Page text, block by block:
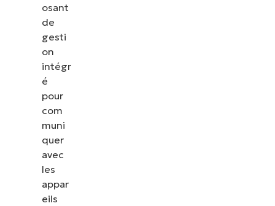
osant
de
gesti
on
intégr
é
pour
com
muni
quer
avec
les
appar
eils